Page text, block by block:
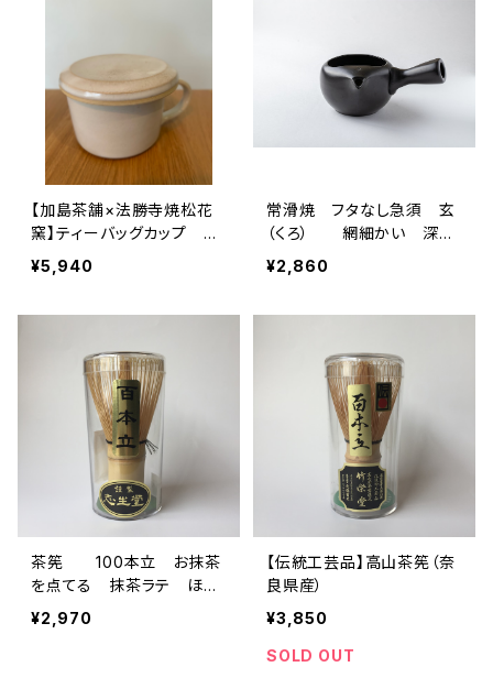
【加島茶舗×法勝寺焼松花
窯】ティーバッグカップ
ティーバッグ用カップ 蓋つ
き 蓋は小皿利用も可 法
¥5,940
常滑焼 フタなし急須 玄
（くろ） 網細かい 深蒸
し茶も対応可 ２８０㎖
黒色のみ 常滑焼
¥2,860
茶筅 100本立 お抹茶
を点てる 抹茶ラテ ほう
じ茶ラテ
¥2,970
【伝統工芸品】高山茶筅（奈
良県産）
¥3,850
SOLD OUT